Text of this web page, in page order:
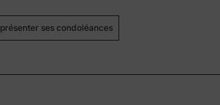
présenter ses condoléances